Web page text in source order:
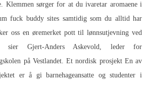
Klemmen sørger for at du ivaretar aromaene i
fuck buddy sites samtidig som du alltid har
oss en øremerket pott til lønnsutjevning ved
sier Gjert-Anders Askevold, leder for
på Vestlandet. Et nordisk prosjekt En av
er å gi barnehageansatte og studenter i